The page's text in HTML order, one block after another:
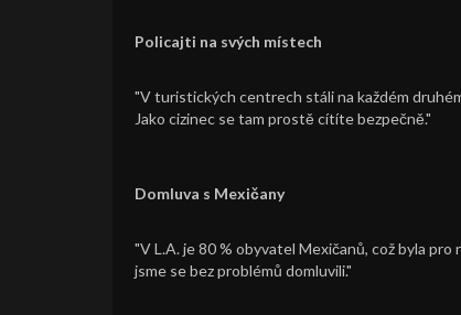
Policajti na svých místech
"V turistických centrech stáli na každém
Jako cizinec se tam prostě cítíte bezpečně."
Domluva s Mexičany
"V L.A. je 80 % obyvatel Mexičanů, což byla
jsme se bez problémů domluvili."